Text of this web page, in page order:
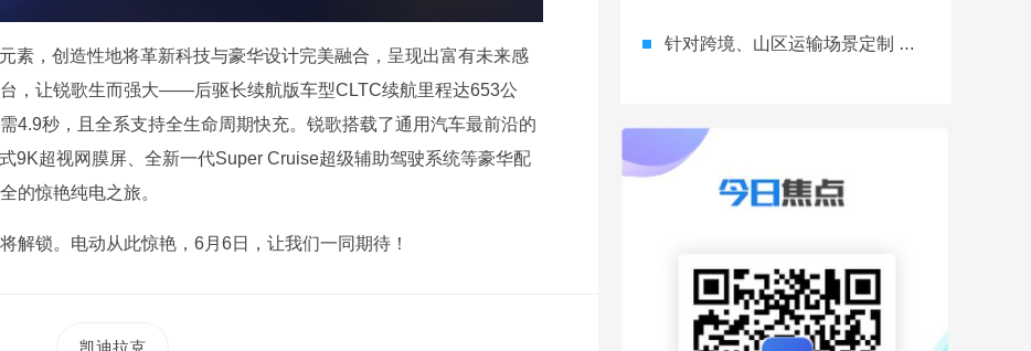
素，创造性地将革新科技与豪华设计完美融合，呈现出富有未来感
，让锐歌生而强大——后驱长续航版车型CLTC续航里程达653公
4.9秒，且全系支持全生命周期快充。锐歌搭载了通用汽车最前沿的
9K超视网膜屏、全新一代Super Cruise超级辅助驾驶系统等豪华配
的惊艳纯电之旅。
解锁。电动从此惊艳，6月6日，让我们一同期待！
凯迪拉克
针对跨境、山区运输场景定制 长城重卡G1050单驱版亮相工信部公告